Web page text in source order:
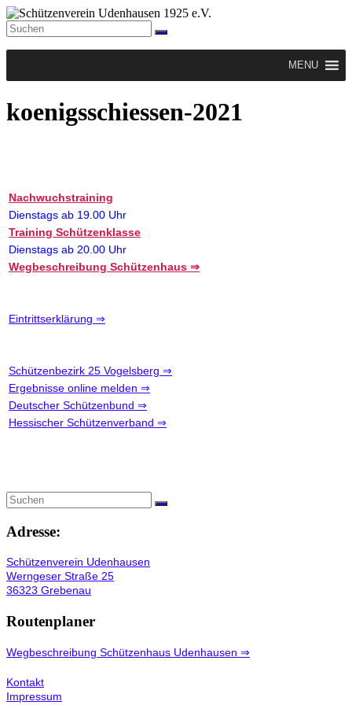
Zum
Inhalt
springen
Schützenverein
1925
Der
wurde
1925
gegründet
und
feiert
2025
Menü
MENU
koenigsschiessen-2021
Nachwuchstraining
Dienstags ab 19.00 Uhr
Training Schützenklasse
Dienstags ab 20.00 Uhr
Wegbeschreibung Schützenhaus ⇒
Eintrittserklärung ⇒
Schützenbezirk 25 Vogelsberg ⇒
Ergebnisse online melden ⇒
Deutscher Schützenbund ⇒
Hessischer Schützenverband ⇒
Adresse:
Schützenverein Udenhausen
Werngeser Straße 25
36323 Grebenau
Routenplaner
Wegbeschreibung Schützenhaus Udenhausen ⇒
Kontakt
Impressum